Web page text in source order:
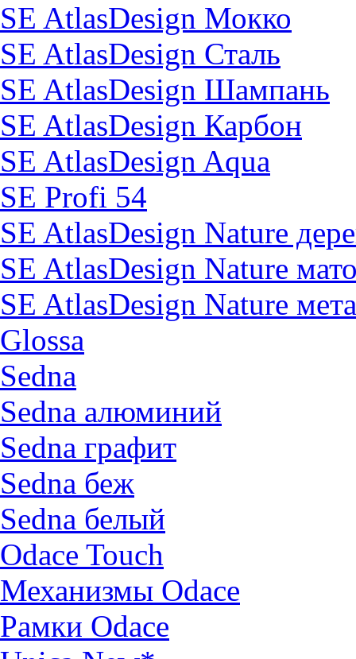
SE AtlasDesign Мокко
SE AtlasDesign Сталь
SE AtlasDesign Шампань
SE AtlasDesign Карбон
SE AtlasDesign Aqua
SE Profi 54
SE AtlasDesign Nature
SE AtlasDesign Nature
SE AtlasDesign Nature
Glossa
Sedna
Sedna алюминий
Sedna графит
Sedna беж
Sedna белый
Odace Touch
Механизмы Odace
Рамки Odace